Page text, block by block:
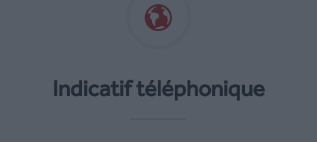
Indicatif téléphonique